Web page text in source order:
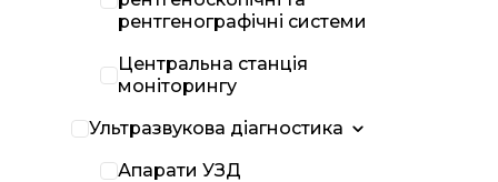
рентгенографічні системи
Центральна станція
моніторингу
Ультразвукова діагностика
Апарати УЗД